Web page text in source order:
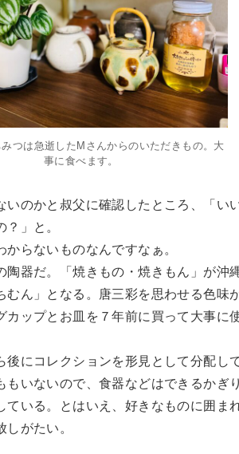
つは急逝したMさんからのいただきもの。大
事に食べます。
いのかと叔父に確認したところ、「い
」と。
らないものなんですなぁ。
陶器だ。「焼きもの・焼きもん」が沖
むん」となる。唐三彩を思わせる色味
カップとお皿を７年前に買って大事に
後にコレクションを形見として分配し
もいないので、食器などはできるかぎ
ている。とはいえ、好きなものに囲ま
がたい。